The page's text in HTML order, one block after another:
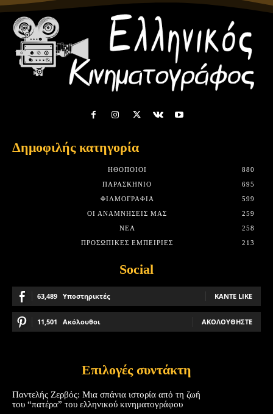
Δημοφιλής κατηγορία
HΘΟΠΟΙΟΊ
880
ΠΑΡΑΣΚΉΝΙΟ
695
ΦΙΛΜΟΓΡΑΦΊΑ
599
ΟΙ ΑΝΑΜΝΉΣΕΙΣ ΜΑΣ
259
ΝΈΑ
258
ΠΡΟΣΩΠΙΚΈΣ ΕΜΠΕΙΡΊΕΣ
213
Social
63,489 Υποστηρικτές ΚΆΝΤΕ LIKE
11,501 Ακόλουθοι ΑΚΟΛΟΥΘΉΣΤΕ
Επιλογές συντάκτη
Παντελής Ζερβός: Μια σπάνια ιστορία από τη ζωή
του “πατέρα” του ελληνικού κινηματογράφου